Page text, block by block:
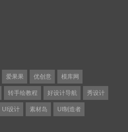
爱果果 优创意 模库网
转手绘教程 好设计导航 秀设计
UI设计 素材岛 UI制造者